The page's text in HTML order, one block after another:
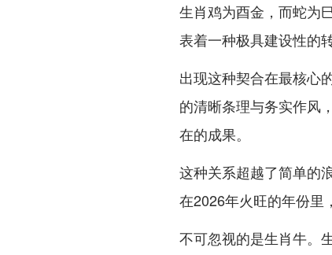
生肖鸡为酉金，而蛇为
表着一种极具建设性的
出现这种契合在最核心
的清晰条理与务实作风
在的成果。
这种关系超越了简单的
在2026年火旺的年份里
不可忽视的是生肖牛。